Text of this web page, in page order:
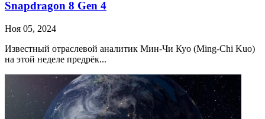
Snapdragon 8 Gen 4
Ноя 05, 2024
Известный отраслевой аналитик Мин-Чи Куо (Ming-Chi Kuo)
на этой неделе предрёк...